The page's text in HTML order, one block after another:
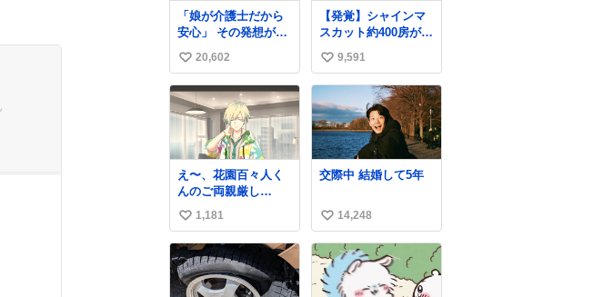
「娘が介護士だから
安心」 その発想が怖
い。 ちなみにこのポ
スターは、介護職の
求人や転職支援をし
ている会社のポスタ
ーらしい。
い
い
ね
20,602
【発覚】シャインマ
スカット約400房が果
樹園から盗まれる 栃
木・佐野市
news.livedoor.com/
article/detail… 被害
に遭った果樹園には
防犯カメラなどはな
く、シャインマスカ
ットが盗まれた木に
は刃物などで切られ
に入って同様の被害
は確認されておら
ず、警察はパトロー
ルを強化する。
い
い
ね
数
9,591
え〜、花園百々人く
んのご両親厳し
い〜。 でも9歳児の
市原仁奈にここまで
「構ってほしい、構
ってくれるの？」と
寂しさを極限まで煮
詰めた台詞を何気な
い
い
ね
数
1,181
交際中 結婚して5年
い
い
ね
数
14,248